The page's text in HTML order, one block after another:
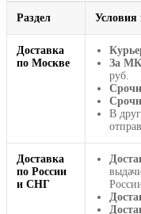
Раздел Условия
Доставка
по Москве
За
руб.
В
Доставка
по России
и СНГ